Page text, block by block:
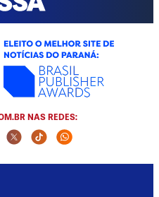
NAS REDES:
Media
Social Media
Social Media
Twitter Social Media
Tiktok Social Media
Whatsapp